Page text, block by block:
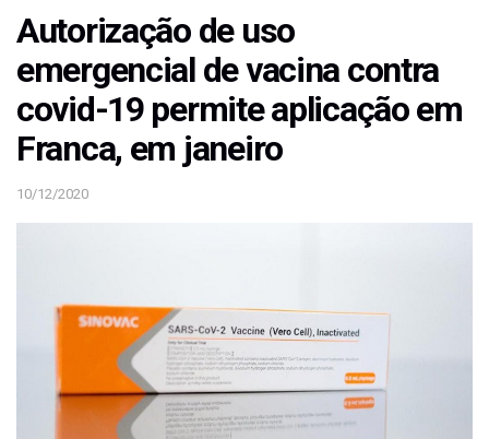
Autorização de uso
emergencial de vacina contra
covid-19 permite aplicação em
Franca, em janeiro
10/12/2020